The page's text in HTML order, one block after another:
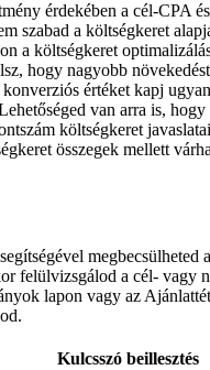
érdekében a cél-CPA
szabad a költségkeret
a költségkeret
hogy nagyobb
értéket kapj
van arra is, hogy
költségkeret
összegek mellett
megbecsülheted
felülvizsgálod a cél- vagy
lapon vagy az
Kulcsszó beillesztés